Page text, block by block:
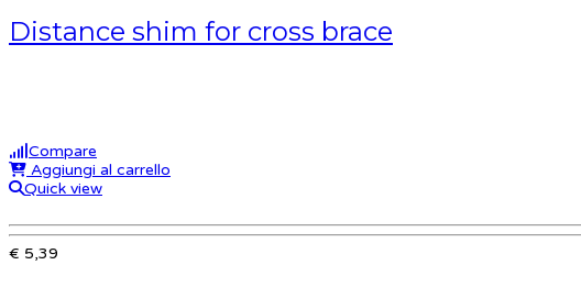
Distance shim for cross brace
Compare
Aggiungi al carrello
Quick view
€ 5,39